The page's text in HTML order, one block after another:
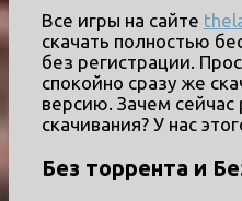
Все игры на сайте
скачать полностью
без регистрации.
спокойно сразу же
версию. Зачем сейчас
скачивания? У нас
Без торрента и